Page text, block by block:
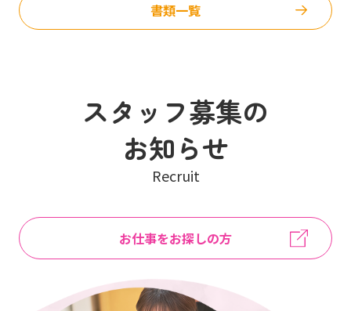
書類一覧
スタッフ募集の
お知らせ
Recruit
お仕事をお探しの方